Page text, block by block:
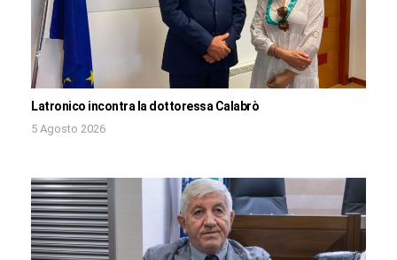
Latronico incontra la dottoressa Calabrò
5 Agosto 2026